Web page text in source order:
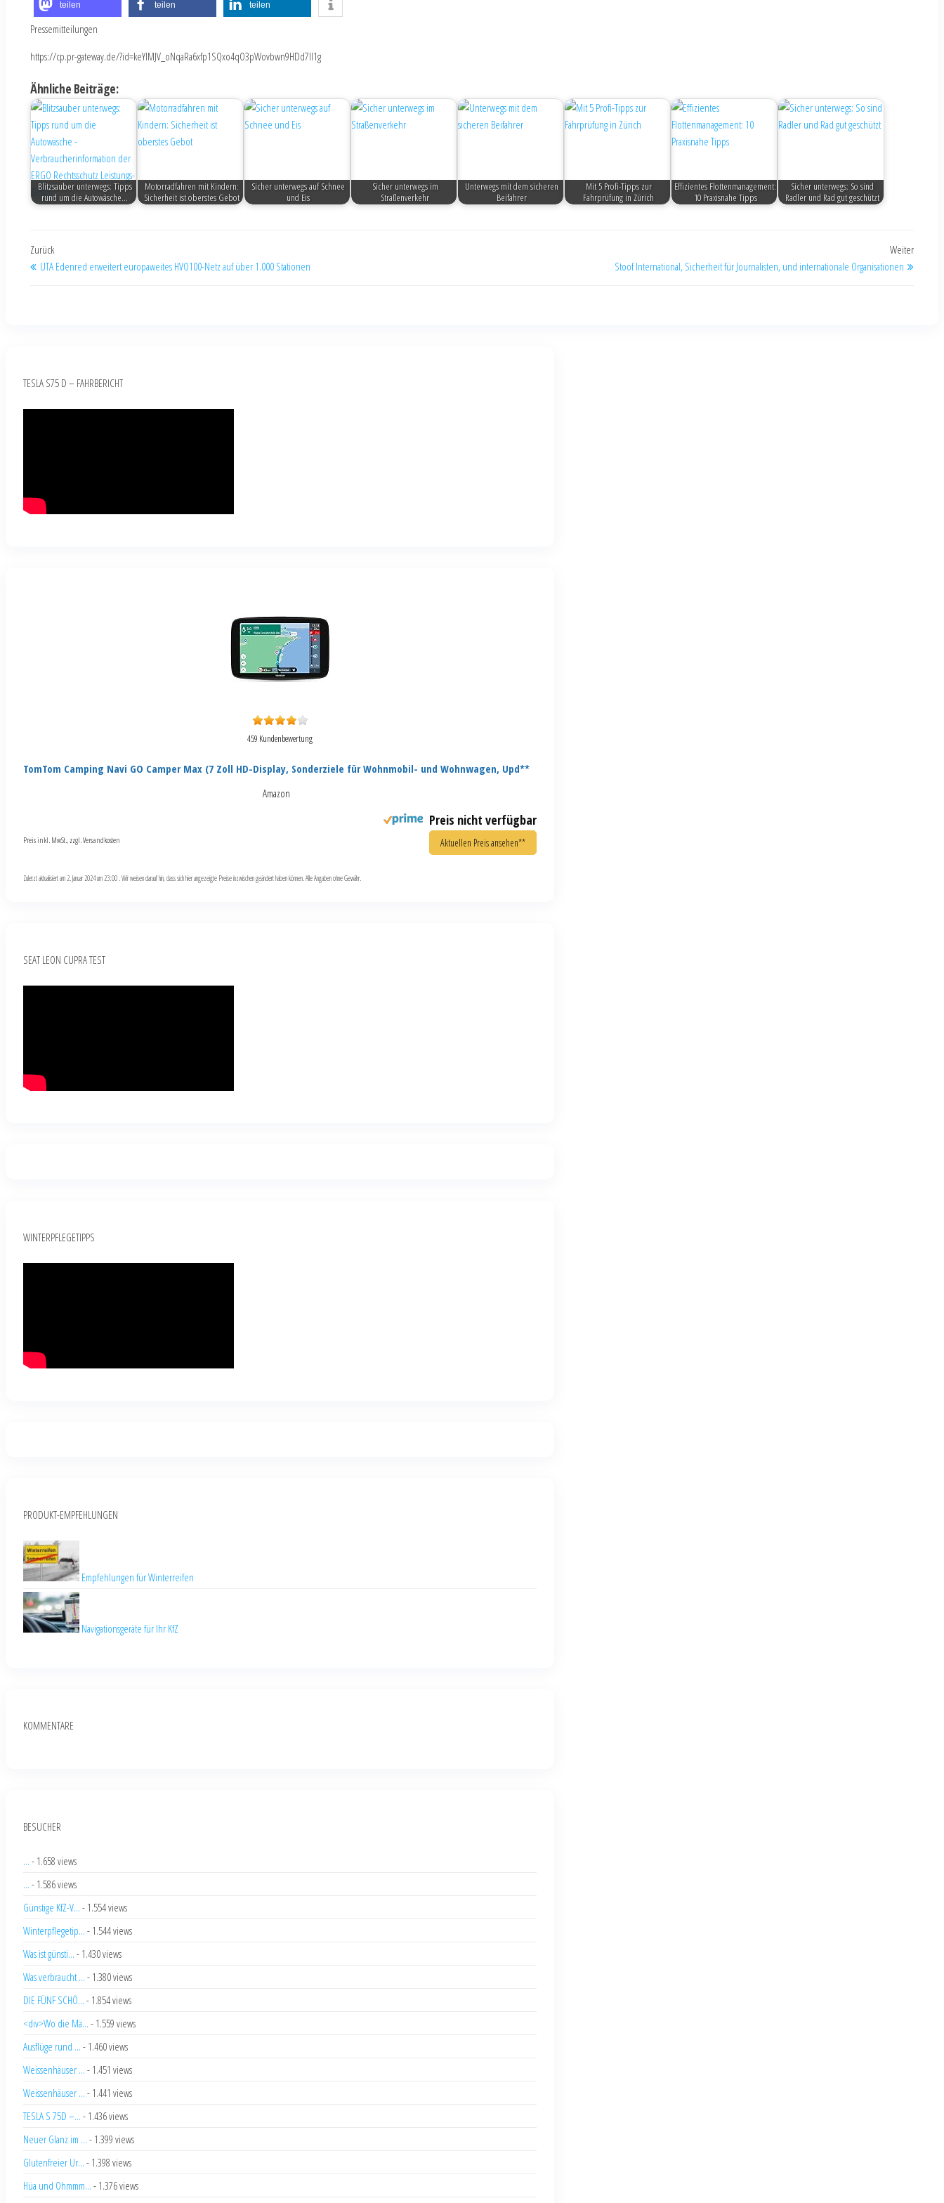
teilen teilen teilen
Pressemitteilungen
https://cp.pr-gateway.de/?id=keYlMJV_oNqaRa6xfp1SQxo4qO3pWovbwn9HDd7Il1g
Ähnliche Beiträge:
Blitzsauber unterwegs: Tipps
rund um die Autowäsche…
Motorradfahren mit Kindern:
Sicherheit ist oberstes Gebot
Sicher unterwegs auf Schnee
und Eis
Sicher unterwegs im
Straßenverkehr
Unterwegs mit dem sicheren
Beifahrer
Mit 5 Profi-Tipps zur
Fahrprüfung in Zürich
Effizientes Flottenmanagement:
10 Praxisnahe Tipps
Sicher unterwegs: So sind
Radler und Rad gut geschützt
Zurück
UTA Edenred erweitert europaweites HVO100-Netz auf über 1.000 Stationen
Weiter
Stoof International, Sicherheit für Journalisten, und internationale Organisationen
TESLA S75 D – FAHRBERICHT
459 Kundenbewertung
TomTom Camping Navi GO Camper Max (7 Zoll HD-Display, Sonderziele für Wohnmobil- und Wohnwagen, Upd**
Amazon
Preis nicht verfügbar
Aktuellen Preis ansehen**
Preis inkl. MwSt., zzgl. Versandkosten
Zuletzt aktualisiert am 2. Januar 2024 um 23:00 . Wir weisen darauf hin, dass sich hier angezeigte Preise inzwischen geändert haben können. Alle Angaben ohne Gewähr.
SEAT LEON CUPRA TEST
WINTERPFLEGETIPPS
PRODUKT-EMPFEHLUNGEN
Empfehlungen für Winterreifen
Navigationsgeräte für Ihr KfZ
KOMMENTARE
BESUCHER
... - 1.658 views
... - 1.586 views
Günstige KfZ-V... - 1.554 views
Winterpflegetip... - 1.544 views
Was ist günsti... - 1.430 views
Was verbraucht ... - 1.380 views
DIE FÜNF SCHÖ... - 1.854 views
<div>Wo die Mä... - 1.559 views
Ausflüge rund ... - 1.460 views
Weissenhäuser ... - 1.451 views
Weissenhäuser ... - 1.441 views
TESLA S 75D –... - 1.436 views
Neuer Glanz im ... - 1.399 views
Glutenfreier Ur... - 1.398 views
Hüa und Ohmmm... - 1.376 views